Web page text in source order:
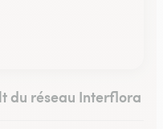
du réseau Interflora